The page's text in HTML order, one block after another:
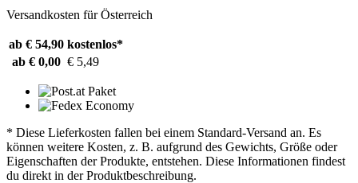
Versandkosten für Österreich
ab € 54,90 kostenlos*
ab € 0,00 € 5,49
* Diese Lieferkosten fallen bei einem Standard-Versand an. Es
können weitere Kosten, z. B. aufgrund des Gewichts, Größe oder
Eigenschaften der Produkte, entstehen. Diese Informationen findest
du direkt in der Produktbeschreibung.